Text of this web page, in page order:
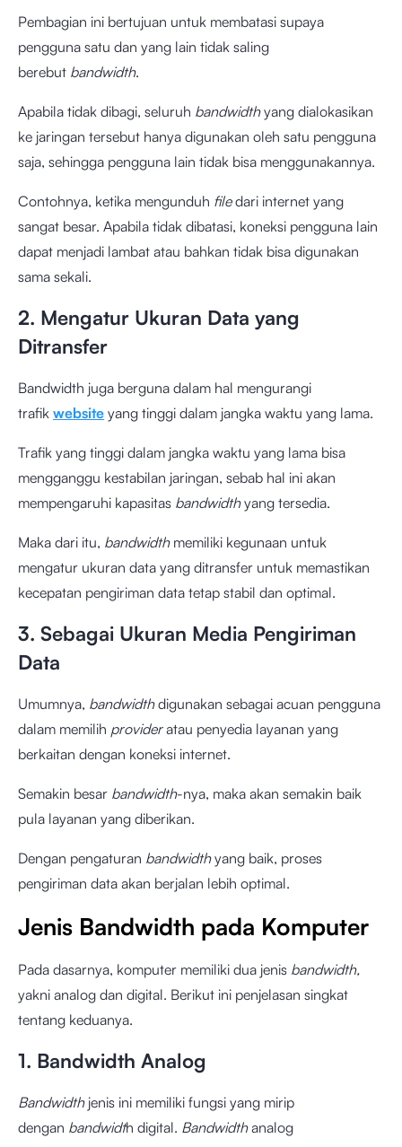
Pembagian ini bertujuan untuk membatasi supaya
pengguna satu dan yang lain tidak saling
berebut bandwidth.
Apabila tidak dibagi, seluruh bandwidthyang dialokasikan
ke jaringan tersebut hanya digunakan oleh satu pengguna
saja, sehingga pengguna lain tidak bisa menggunakannya.
Contohnya, ketika mengunduh filedari internet yang
sangat besar. Apabila tidak dibatasi, koneksi pengguna lain
dapat menjadi lambat atau bahkan tidak bisa digunakan
sama sekali.
2. Mengatur Ukuran Data yang
Ditransfer
Bandwidth juga berguna dalam hal mengurangi
trafik website yang tinggi dalam jangka waktu yang lama.
Trafik yang tinggi dalam jangka waktu yang lama bisa
mengganggu kestabilan jaringan, sebab hal ini akan
mempengaruhi kapasitas bandwidthyang tersedia.
Maka dari itu, bandwidthmemiliki kegunaan untuk
mengatur ukuran data yang ditransfer untuk memastikan
kecepatan pengiriman data tetap stabil dan optimal.
3. Sebagai Ukuran Media Pengiriman
Data
Umumnya, bandwidthdigunakan sebagai acuan pengguna
dalam memilih provideratau penyedia layanan yang
berkaitan dengan koneksi internet.
Semakin besar bandwidth-nya, maka akan semakin baik
pula layanan yang diberikan.
Dengan pengaturan bandwidthyang baik, proses
pengiriman data akan berjalan lebih optimal.
Jenis Bandwidth pada Komputer
Pada dasarnya, komputer memiliki dua jenis bandwidth,
yakni analog dan digital. Berikut ini penjelasan singkat
tentang keduanya.
1. Bandwidth Analog
Bandwidthjenis ini memiliki fungsi yang mirip
dengan bandwidth digital. Bandwidthanalog